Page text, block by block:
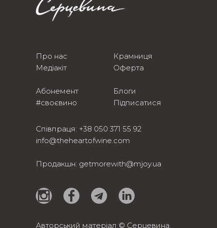
Про нас
Медіакіт
Абонемент
#своєвино
Крамниця
Оферта
Блоги
Підписатися
Співпраця: +38 050 371 55 92
info@theheartofwine.com
Продакшн: getmorewith@mjoy.ua
Авторський матеріал © Серцевина.